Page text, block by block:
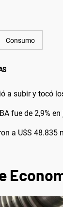
Consumo
a subir y tocó
fue de 2,9%
a U$S